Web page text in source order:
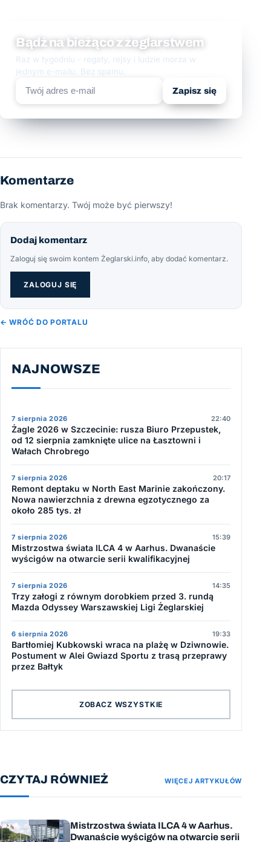
Bądź na bieżąco z żeglarstwem
Raz w tygodniu - regaty, rejsy i ludzie morza w
jednym e-mailu. Bez spamu.
Zapisz się
Komentarze
Brak komentarzy. Twój może być pierwszy!
Dodaj komentarz
Zaloguj się swoim kontem Żeglarski.info, aby dodać komentarz.
ZALOGUJ SIĘ
← WRÓĆ DO PORTALU
NAJNOWSZE
7 sierpnia 2026 22:40
Żagle 2026 w Szczecinie: rusza Biuro Przepustek,
od 12 sierpnia zamknięte ulice na Łasztowni i
Wałach Chrobrego
7 sierpnia 2026 20:17
Remont deptaku w North East Marinie zakończony.
Nowa nawierzchnia z drewna egzotycznego za
około 285 tys. zł
7 sierpnia 2026 15:39
Mistrzostwa świata ILCA 4 w Aarhus. Dwanaście
wyścigów na otwarcie serii kwalifikacyjnej
7 sierpnia 2026 14:35
Trzy załogi z równym dorobkiem przed 3. rundą
Mazda Odyssey Warszawskiej Ligi Żeglarskiej
6 sierpnia 2026 19:33
Bartłomiej Kubkowski wraca na plażę w Dziwnowie.
Postument w Alei Gwiazd Sportu z trasą przeprawy
przez Bałtyk
ZOBACZ WSZYSTKIE
CZYTAJ RÓWNIEŻ WIĘCEJ ARTYKUŁÓW
Mistrzostwa świata ILCA 4 w Aarhus.
Dwanaście wyścigów na otwarcie serii